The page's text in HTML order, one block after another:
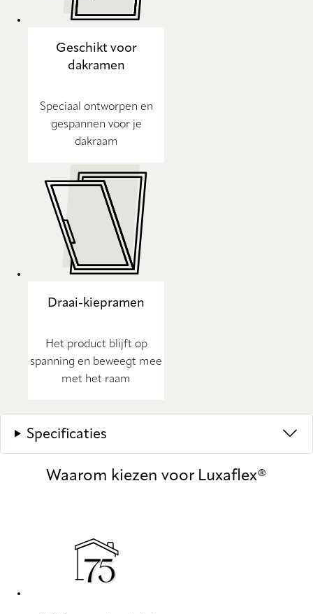
Geschikt voor
dakramen
Speciaal ontworpen en
gespannen voor je
dakraam
Draai-kiepramen
Het product blijft op
spanning en beweegt mee
met het raam
Specificaties
Waarom kiezen voor Luxaflex®